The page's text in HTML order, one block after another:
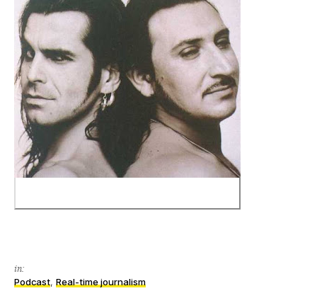
in:
Podcast, Real-time journalism